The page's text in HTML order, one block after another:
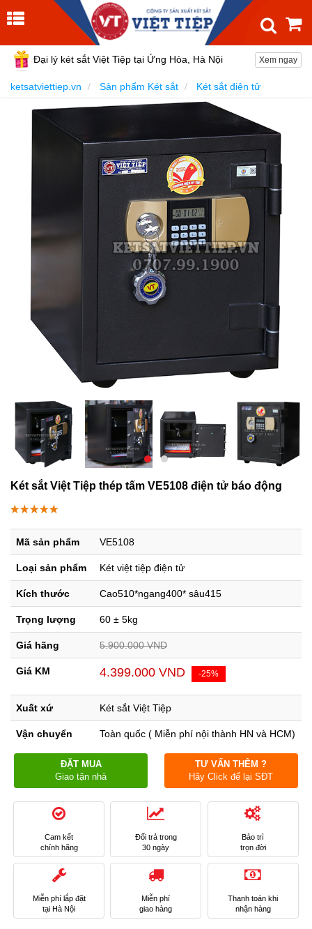
Đại lý két sắt Việt Tiệp tại Ứng Hòa, Hà Nội Xem ngay
ketsatviettiep.vn Sản phẩm Két sắt Két sắt điện tử
Két sắt Việt Tiệp thép tấm VE5108 điện tử báo động
Mã sản phẩm VE5108
Loại sản phẩm Két việt tiệp điện tử
Kích thước Cao510*ngang400* sâu415
Trọng lượng 60 ± 5kg
Giá hãng 5.900.000 VND
Giá KM 4.399.000 VND -25%
Xuất xứ Két sắt Việt Tiệp
Vận chuyển Toàn quốc ( Miễn phí nội thành HN và HCM)
ĐẶT MUA
Giao tận nhà
TƯ VẤN THÊM ?
Hãy Click để lại SĐT
Cam kết
chính hãng
Đổi trả trong
30 ngày
Bảo trì
trọn đời
Miễn phí lắp đặt
tại Hà Nội
Miễn phí
giao hàng
Thanh toán khi
nhận hàng